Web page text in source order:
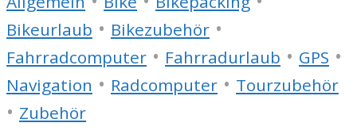
Bikeurlaub • Bikezubehör •
Fahrradcomputer • Fahrradurlaub • GPS •
Navigation • Radcomputer • Tourzubehör
• Zubehör